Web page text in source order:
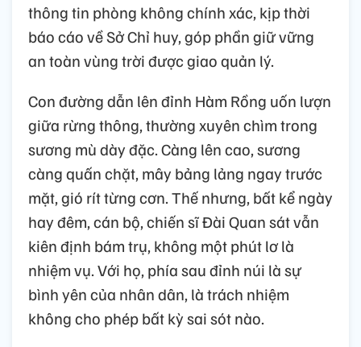
thông tin phòng không chính xác, kịp thời
báo cáo về Sở Chỉ huy, góp phần giữ vững
an toàn vùng trời được giao quản lý.
Con đường dẫn lên đỉnh Hàm Rồng uốn lượn
giữa rừng thông, thường xuyên chìm trong
sương mù dày đặc. Càng lên cao, sương
càng quấn chặt, mây bảng lảng ngay trước
mặt, gió rít từng cơn. Thế nhưng, bất kể ngày
hay đêm, cán bộ, chiến sĩ Đài Quan sát vẫn
kiên định bám trụ, không một phút lơ là
nhiệm vụ. Với họ, phía sau đỉnh núi là sự
bình yên của nhân dân, là trách nhiệm
không cho phép bất kỳ sai sót nào.